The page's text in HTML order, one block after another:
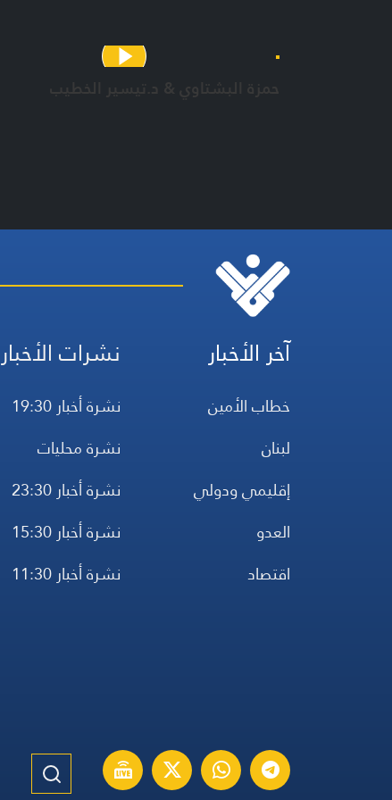
حمزة البشتاوي & د.تيسير الخطيب
آخر الأخبار
خطاب الأمين
لبنان
إقليمي ودولي
العدو
اقتصاد
نشرات الأخبار
نشرة أخبار 19:30
نشرة محليات
نشرة أخبار 23:30
نشرة أخبار 15:30
نشرة أخبار 11:30